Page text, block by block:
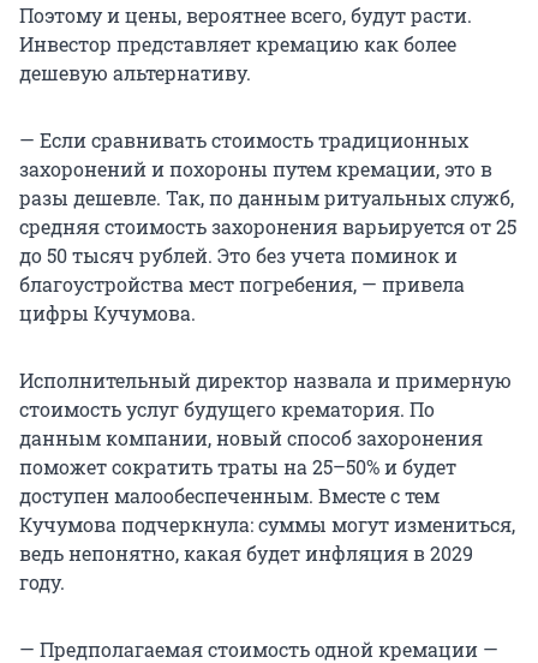
Поэтому и цены, вероятнее всего, будут расти.
Инвестор представляет кремацию как более
дешевую альтернативу.
— Если сравнивать стоимость традиционных
захоронений и похороны путем кремации, это в
разы дешевле. Так, по данным ритуальных служб,
средняя стоимость захоронения варьируется от 25
до 50 тысяч рублей. Это без учета поминок и
благоустройства мест погребения, — привела
цифры Кучумова.
Исполнительный директор назвала и примерную
стоимость услуг будущего крематория. По
данным компании, новый способ захоронения
поможет сократить траты на 25–50% и будет
доступен малообеспеченным. Вместе с тем
Кучумова подчеркнула: суммы могут измениться,
ведь непонятно, какая будет инфляция в 2029
году.
— Предполагаемая стоимость одной кремации —